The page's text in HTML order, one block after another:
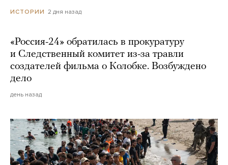
ИСТОРИИ 2 дня назад
«Россия-24» обратилась в прокуратуру
и Следственный комитет из-за травли
создателей фильма о Колобке. Возбуждено
дело
день назад